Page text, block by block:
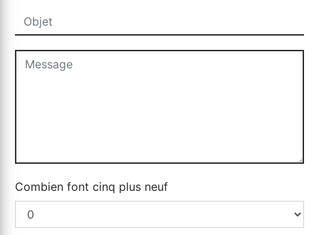
Combien font cinq plus neuf